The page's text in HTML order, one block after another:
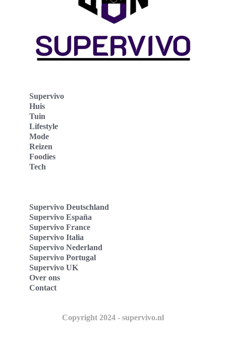
Supervivo
Huis
Tuin
Lifestyle
Mode
Reizen
Foodies
Tech
Supervivo Deutschland
Supervivo España
Supervivo France
Supervivo Italia
Supervivo Nederland
Supervivo Portugal
Supervivo UK
Over ons
Contact
Copyright 2024 - supervivo.nl